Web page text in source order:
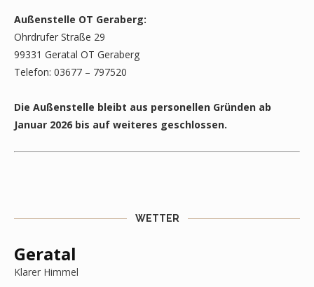
Außenstelle OT Geraberg:
Ohrdrufer Straße 29
99331 Geratal OT Geraberg
Telefon: 03677 – 797520
Die Außenstelle bleibt aus personellen Gründen ab
Januar 2026 bis auf weiteres geschlossen.
WETTER
Geratal
Klarer Himmel